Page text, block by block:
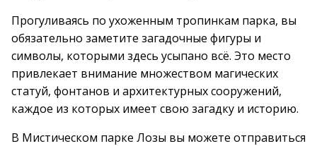
Прогуливаясь по ухоженным тропинкам парка, вы
обязательно заметите загадочные фигуры и
символы, которыми здесь усыпано всё. Это место
привлекает внимание множеством магических
статуй, фонтанов и архитектурных сооружений,
каждое из которых имеет свою загадку и историю.
В Мистическом парке Лозы вы можете отправиться